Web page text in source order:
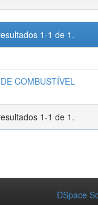
1-1 de 1.
COMBUSTÍVEL
1-1 de 1.
DSpace